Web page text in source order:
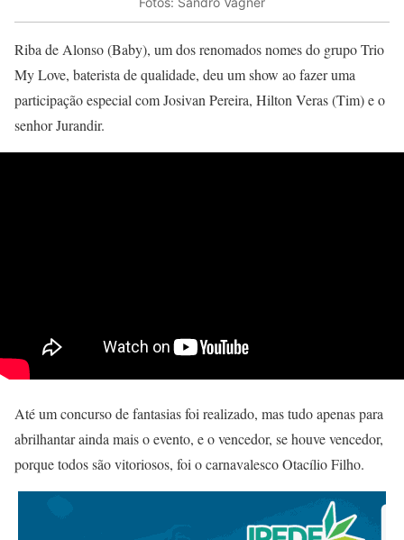
Riba de Alonso (Baby), um dos renomados nomes do grupo Trio
My Love, baterista de qualidade, deu um show ao fazer uma
participação especial com Josivan Pereira, Hilton Veras (Tim) e o
senhor Jurandir.
Até um concurso de fantasias foi realizado, mas tudo apenas para
abrilhantar ainda mais o evento, e o vencedor, se houve vencedor,
porque todos são vitoriosos, foi o carnavalesco Otacílio Filho.